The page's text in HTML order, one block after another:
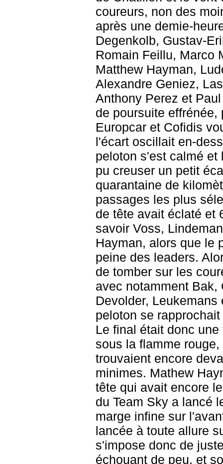
coureurs, non des
après une demie-
Degenkolb, Gustav-
Romain Feillu, Marco
Matthew Hayman,
Alexandre Geniez,
Anthony Perez et
de poursuite
Europcar et Cofidis
l'écart oscillait en-
peloton s'est calmé et
pu creuser un petit
quarantaine de
passages les plus
de tête avait éclaté et
savoir Voss,
Hayman, alors que le
peine des leaders.
de tomber sur les
avec notamment
Devolder,
peloton se
Le final était donc
sous la flamme
trouvaient encore
minimes. Mathew
tête qui avait encore
du Team Sky a lancé
marge infine sur
lancée à toute allure
s'impose donc de
échouant de peu, et